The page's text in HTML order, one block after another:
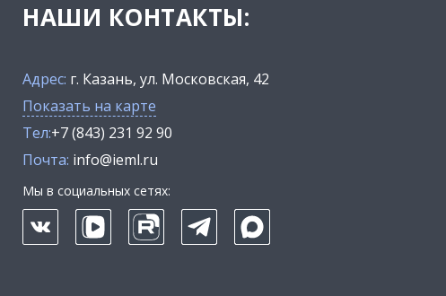
НАШИ КОНТАКТЫ:
Адрес: г. Казань, ул. Московская, 42
Показать на карте
Тел:+7 (843) 231 92 90
Почта: info@ieml.ru
Мы в социальных сетях: